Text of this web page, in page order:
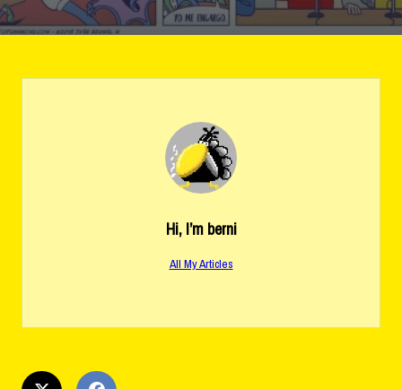
Hi, I’m berni
All My Articles